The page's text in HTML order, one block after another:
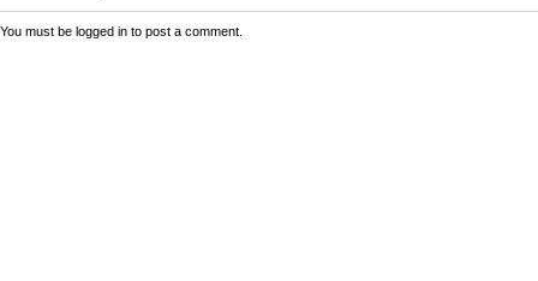
You must be logged in to post a comment.